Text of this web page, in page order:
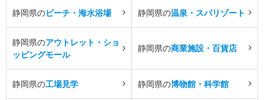
静岡県のビーチ・海水浴場 静岡県の温泉・スパリゾート
静岡県のアウトレット・ショ
ッピングモール
静岡県の商業施設・百貨店
静岡県の工場見学 静岡県の博物館・科学館